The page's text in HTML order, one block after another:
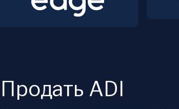
Продать ADI